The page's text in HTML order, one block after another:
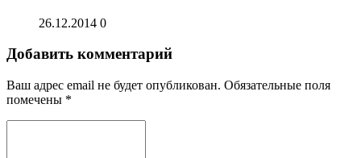
26.12.2014 0
Добавить комментарий
Ваш адрес email не будет опубликован. Обязательные поля
помечены *